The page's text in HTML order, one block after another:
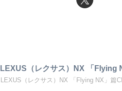
LEXUS（レクサス）NX 「Flying
LEXUS（レクサス）NX 「Flying NX」篇